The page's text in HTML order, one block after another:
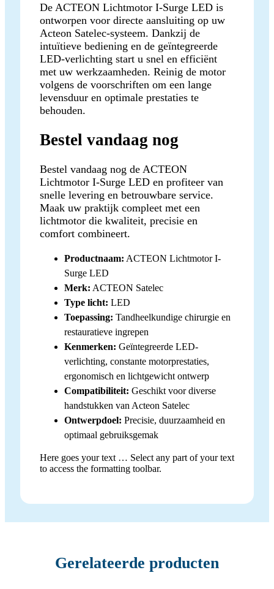
De ACTEON Lichtmotor I-Surge LED is
ontworpen voor directe aansluiting op uw
Acteon Satelec-systeem. Dankzij de
intuïtieve bediening en de geïntegreerde
LED-verlichting start u snel en efficiënt
met uw werkzaamheden. Reinig de motor
volgens de voorschriften om een lange
levensduur en optimale prestaties te
behouden.
Bestel vandaag nog
Bestel vandaag nog de ACTEON
Lichtmotor I-Surge LED en profiteer van
snelle levering en betrouwbare service.
Maak uw praktijk compleet met een
lichtmotor die kwaliteit, precisie en
comfort combineert.
Productnaam: ACTEON Lichtmotor I-
Surge LED
Merk: ACTEON Satelec
Type licht: LED
Toepassing: Tandheelkundige chirurgie en
restauratieve ingrepen
Kenmerken: Geïntegreerde LED-
verlichting, constante motorprestaties,
ergonomisch en lichtgewicht ontwerp
Compatibiliteit: Geschikt voor diverse
handstukken van Acteon Satelec
Ontwerpdoel: Precisie, duurzaamheid en
optimaal gebruiksgemak
Here goes your text … Select any part of your text
to access the formatting toolbar.
Gerelateerde producten